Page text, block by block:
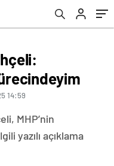
14:59
MHP’nin
yazılı açıklama